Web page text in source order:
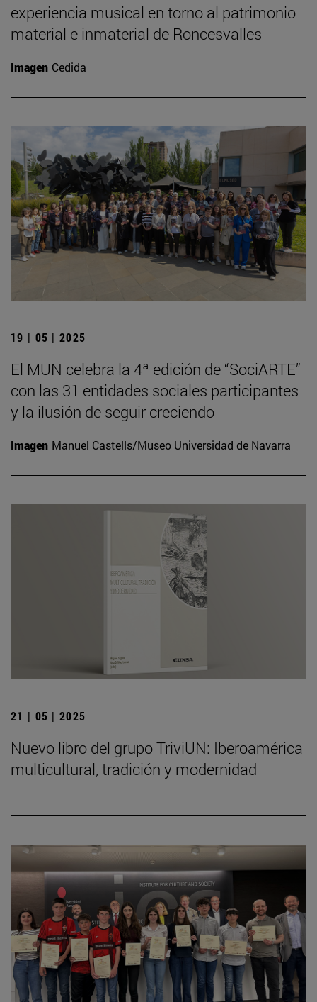
experiencia musical en torno al patrimonio
material e inmaterial de Roncesvalles
Imagen Cedida
19 | 05 | 2025
El MUN celebra la 4ª edición de “SociARTE”
con las 31 entidades sociales participantes
y la ilusión de seguir creciendo
Imagen Manuel Castells/Museo Universidad de Navarra
21 | 05 | 2025
Nuevo libro del grupo TriviUN: Iberoamérica
multicultural, tradición y modernidad